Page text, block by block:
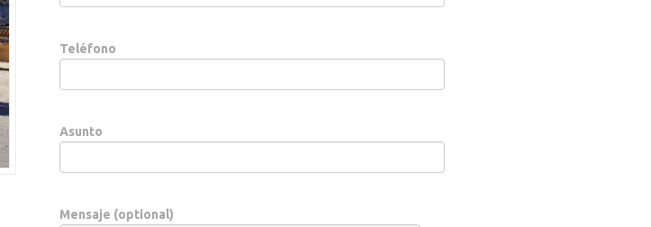
Teléfono
Asunto
Mensaje (optional)